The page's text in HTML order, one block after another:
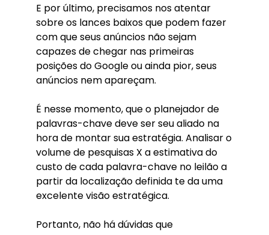
E por último, precisamos nos atentar
sobre os lances baixos que podem fazer
com que seus anúncios não sejam
capazes de chegar nas primeiras
posições do Google ou ainda pior, seus
anúncios nem apareçam.
É nesse momento, que o planejador de
palavras-chave deve ser seu aliado na
hora de montar sua estratégia. Analisar o
volume de pesquisas X a estimativa do
custo de cada palavra-chave no leilão a
partir da localização definida te da uma
excelente visão estratégica.
Portanto, não há dúvidas que